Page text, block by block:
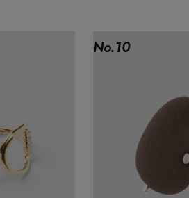
No.10